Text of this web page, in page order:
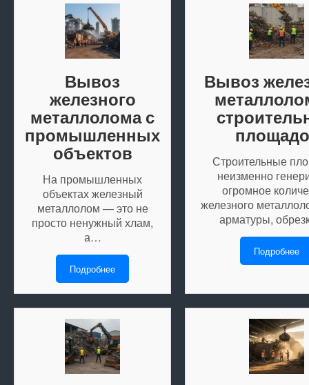
Вывоз
железного
металлолома с
промышленных
объектов
На промышленных
объектах железный
металлолом — это не
просто ненужный хлам,
а…
Подробнее
Вывоз
Строительные
неизменно
огромное
железного
арматуры,
Подробнее